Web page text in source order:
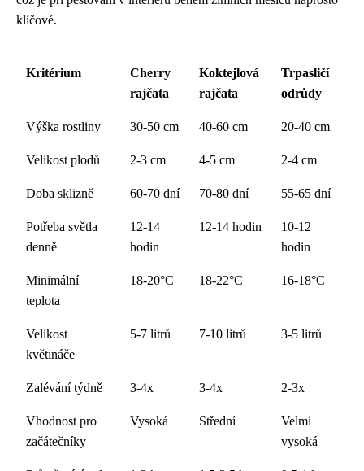
klíčové.
Kritérium
Cherry
rajčata
Koktejlová
rajčata
Trpasličí
odrůdy
Výška rostliny 30-50 cm 40-60 cm 20-40 cm
Velikost plodů 2-3 cm 4-5 cm 2-4 cm
Doba sklizně 60-70 dní 70-80 dní 55-65 dní
Potřeba světla
denně
12-14
hodin
12-14 hodin
10-12
hodin
Minimální
teplota
18-20°C 18-22°C 16-18°C
Velikost
květináče
5-7 litrů 7-10 litrů 3-5 litrů
Zalévání týdně 3-4x 3-4x 2-3x
Vhodnost pro
začátečníky
Vysoká Střední
Velmi
vysoká